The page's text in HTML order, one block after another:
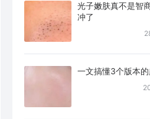
光子嫩肤真不是智
冲了
一文搞懂3个版本